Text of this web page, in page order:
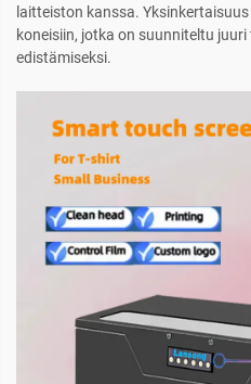
laitteiston kanssa.
koneisiin, jotka on suunniteltu
edistämiseksi.